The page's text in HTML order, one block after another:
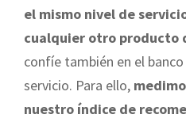
el mismo nivel de
cualquier otro producto
confíe también en el
servicio. Para ello,
nuestro índice de